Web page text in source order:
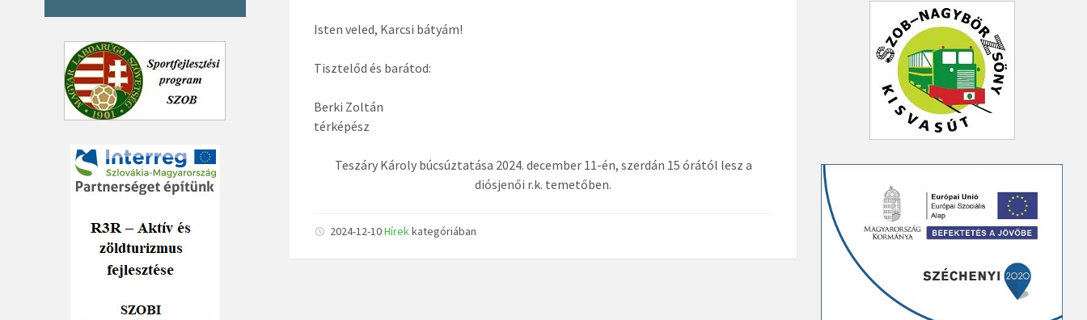
Isten veled, Karcsi bátyám!
Tisztelőd és barátod:
Berki Zoltán
térképész
Teszáry Károly búcsúztatása 2024. december 11-én, szerdán 15 órától lesz a
diósjenői r.k. temetőben.
2024-12-10Hírekkategóriában